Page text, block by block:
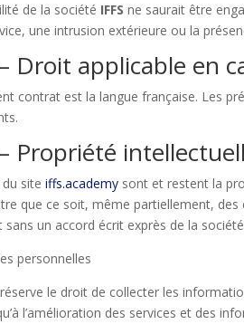
de la société IFFS ne saurait être
une intrusion extérieure ou la
Droit applicable en
contrat est la langue française. Les
Propriété
du siteiffs.academy sont et restent la
que ce soit, même partiellement,
un accord écrit exprès de la société
personnelles
le droit de collecter les
l’amélioration des services et des